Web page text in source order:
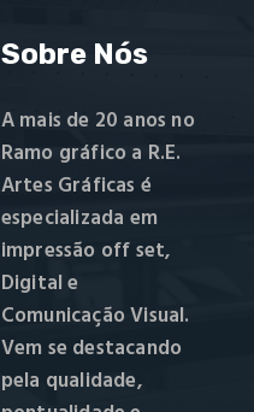
Sobre Nós
A mais de 20 anos no
Ramo gráfico a R.E.
Artes Gráficas é
especializada em
impressão off set,
Digital e
Comunicação Visual.
Vem se destacando
pela qualidade,